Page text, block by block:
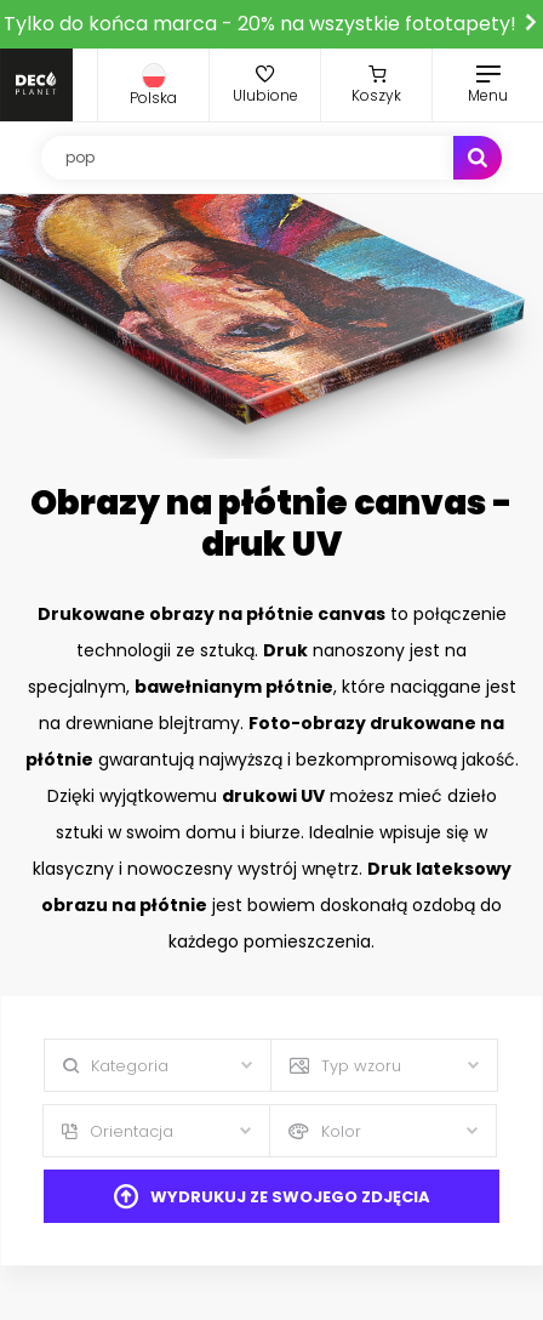
Tylko do końca marca - 20% na wszystkie fototapety!
Polska Ulubione Koszyk Menu
Obrazy na płótnie canvas -
druk UV
Drukowane obrazy na płótnie canvasto połączenie
technologii ze sztuką. Druk nanoszony jest na
specjalnym, bawełnianym płótnie, które naciągane jest
na drewniane blejtramy. Foto-obrazy drukowane na
płótnie gwarantują najwyższą i bezkompromisową jakość.
Dzięki wyjątkowemu drukowi UVmożesz mieć dzieło
sztuki w swoim domu i biurze. Idealnie wpisuje się w
klasyczny i nowoczesny wystrój wnętrz. Druk lateksowy
obrazu na płótnie jest bowiem doskonałą ozdobą do
każdego pomieszczenia.
Kategoria Typ wzoru
Orientacja Kolor
WYDRUKUJ ZE SWOJEGO ZDJĘCIA